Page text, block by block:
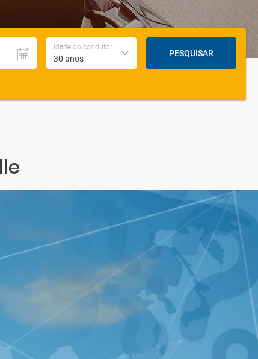
Idade do condutor
30 anos
PESQUISAR